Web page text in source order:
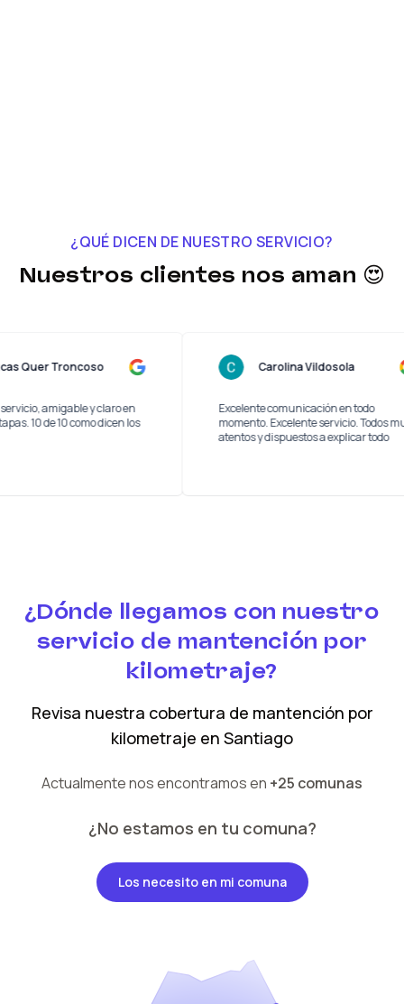
¿QUÉ DICEN DE NUESTRO SERVICIO?
Nuestros clientes nos aman 😍
buen servicio, amigable y claro en
las etapas. 10 de 10 como dicen los
Lucas Quer Troncoso
Excelente comunicación en
momento. Excelente servicio.
atentos y dispuestos a
Carolina Vildosola
¿Dónde llegamos con nuestro
servicio de mantención por
kilometraje?
Revisa nuestra cobertura de mantención por
kilometraje en Santiago
Actualmente nos encontramos en +25 comunas
¿No estamos en tu comuna?
Los necesito en mi comuna